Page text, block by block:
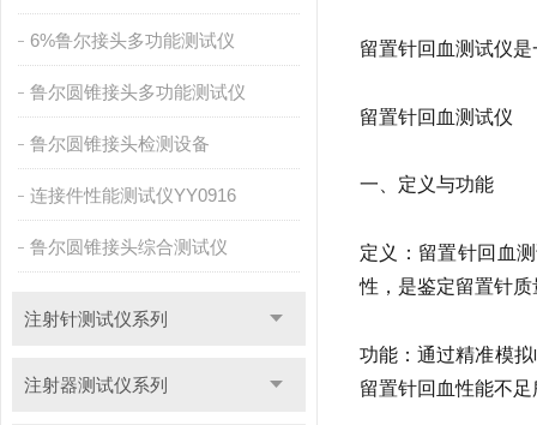
6%鲁尔接头多功能测试仪
鲁尔圆锥接头多功能测试仪
鲁尔圆锥接头检测设备
连接件性能测试仪YY0916
鲁尔圆锥接头综合测试仪
注射针测试仪系列
注射器测试仪系列
留置针回血测试仪
留置针回血测试仪
一、定义与功能
定义：留置针回血
性，是鉴定留置针
功能：通过精准模
留置针回血性能不